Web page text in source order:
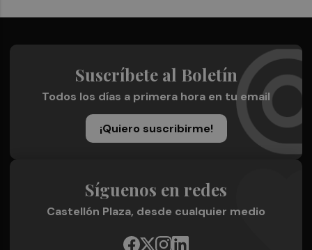
Suscríbete al Boletín
Todos los días a primera hora en tu email
¡Quiero suscribirme!
Síguenos en redes
Castellón Plaza, desde cualquier medio